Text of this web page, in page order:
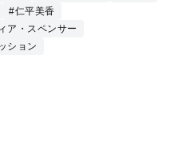
#仁平美香
ア・スペンサー
ション